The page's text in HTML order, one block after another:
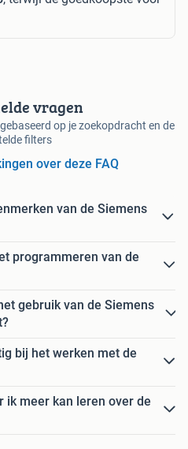
vragen
op je zoekopdracht en de
filters
over deze FAQ
van de Siemens
programmeren van de
gebruik van de Siemens
bij het werken met de
ik meer kan leren over de